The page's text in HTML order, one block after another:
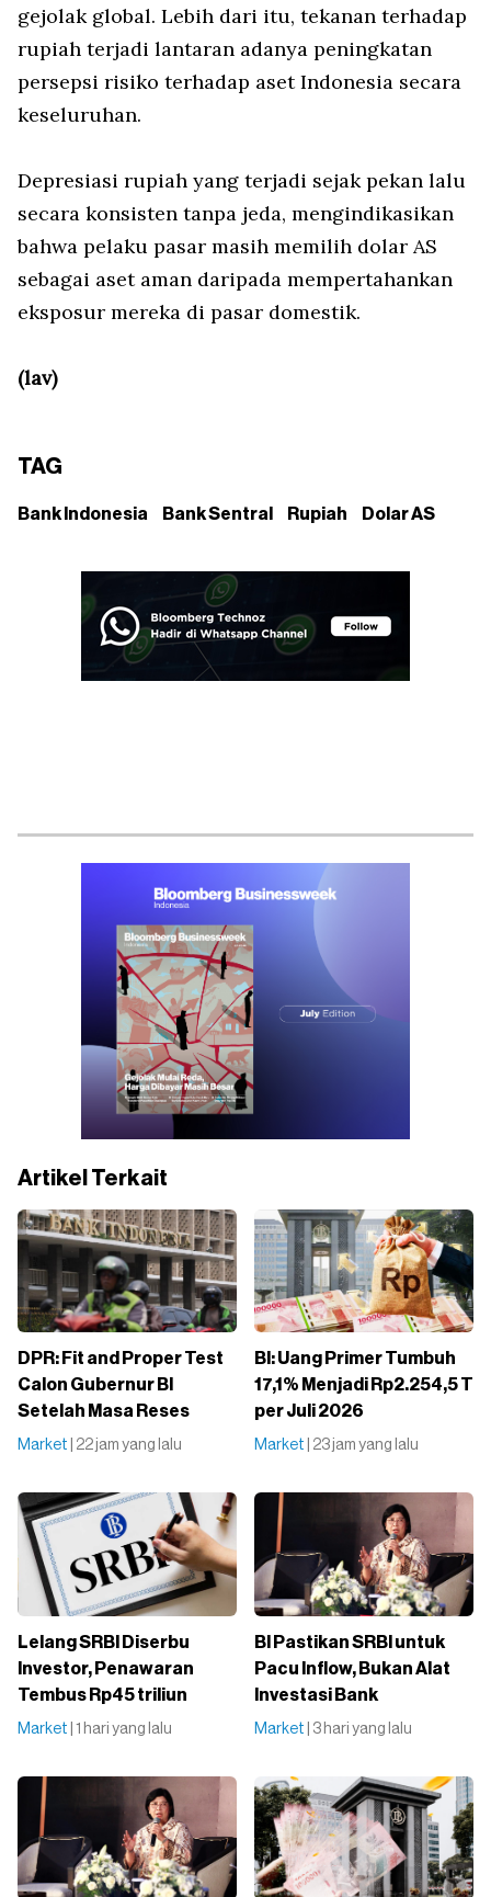
gejolak global. Lebih dari itu, tekanan terhadap
rupiah terjadi lantaran adanya peningkatan
persepsi risiko terhadap aset Indonesia secara
keseluruhan.
Depresiasi rupiah yang terjadi sejak pekan lalu
secara konsisten tanpa jeda, mengindikasikan
bahwa pelaku pasar masih memilih dolar AS
sebagai aset aman daripada mempertahankan
eksposur mereka di pasar domestik.
(lav)
TAG
Bank Indonesia Bank Sentral Rupiah Dolar AS
Artikel Terkait
DPR: Fit and Proper Test
Calon Gubernur BI
Setelah Masa Reses
Market | 22 jam yang lalu
BI: Uang Primer Tumbuh
17,1% Menjadi Rp2.254,5 T
per Juli 2026
Market | 23 jam yang lalu
Lelang SRBI Diserbu
Investor, Penawaran
Tembus Rp45 triliun
Market | 1 hari yang lalu
BI Pastikan SRBI untuk
Pacu Inflow, Bukan Alat
Investasi Bank
Market | 3 hari yang lalu